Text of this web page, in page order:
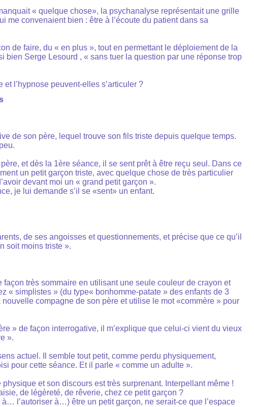
« quelque chose», la psychanalyse représentait une grille
me convenaient bien : être à l’écoute du patient dans sa
de faire, du « en plus », tout en permettant le déploiement de la
bien Serge Lesourd , « sans tuer la question par une réponse trop
l’hypnose peuvent-elles s’articuler ?
de son père, lequel trouve son fils triste depuis quelque temps.
et dès la 1ère séance, il se sent prêt à être reçu seul. Dans ce
un petit garçon triste, avec quelque chose de très particulier
devant moi un « grand petit garçon ».
je lui demande s’il se «sent» un enfant.
de ses angoisses et questionnements, et précise que ce qu’il
soit moins triste ».
façon très sommaire en utilisant une seule couleur de crayon et
« simplistes » (du type« bonhomme-patate » des enfants de 3
compagne de son père et utilise le mot «commère » pour
» de façon interrogative, il m’explique que celui-ci vient du vieux
».
actuel. Il semble tout petit, comme perdu physiquement,
pour cette séance. Et il parle « comme un adulte ».
et son discours est très surprenant. Interpellant même !
de légèreté, de rêverie, chez ce petit garçon ?
à… l’autoriser à…) être un petit garçon, ne serait-ce que l’espace